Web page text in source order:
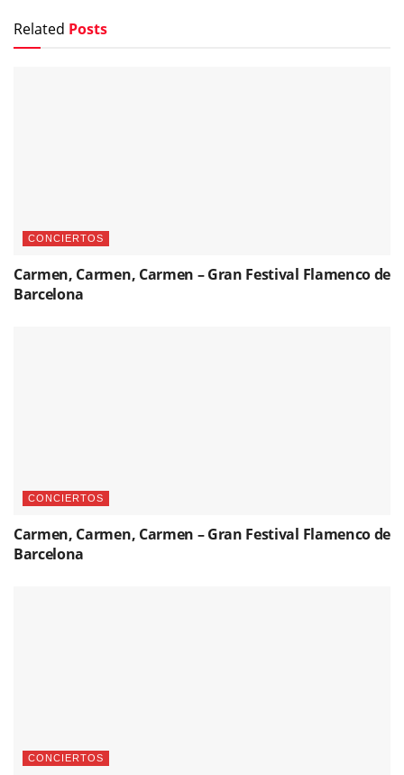
Related Posts
CONCIERTOS
Carmen, Carmen, Carmen – Gran Festival Flamenco de
Barcelona
CONCIERTOS
Carmen, Carmen, Carmen – Gran Festival Flamenco de
Barcelona
CONCIERTOS